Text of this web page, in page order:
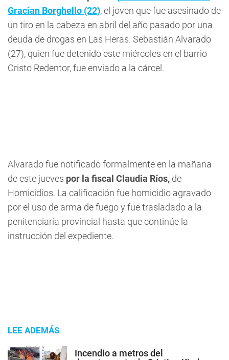
Gracian Borghello (22), el joven que fue asesinado de
un tiro en la cabeza en abril del año pasado por una
deuda de drogas en Las Heras. Sebastián Alvarado
(27), quien fue detenido este miércoles en el barrio
Cristo Redentor, fue enviado a la cárcel.
Alvarado fue notificado formalmente en la mañana
de este jueves por la fiscal Claudia Ríos, de
Homicidios. La calificación fue homicidio agravado
por el uso de arma de fuego y fue trasladado a la
penitenciaría provincial hasta que continúe la
instrucción del expediente.
LEE ADEMÁS
Incendio a metros del